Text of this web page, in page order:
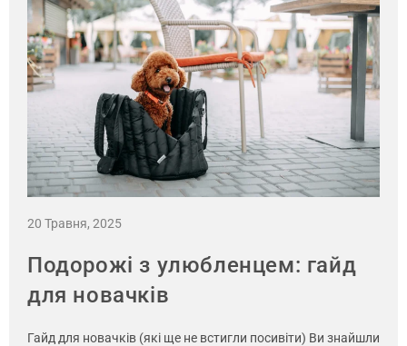
20 Травня, 2025
Подорожі з улюбленцем: гайд
для новачків
Гайд для новачків (які ще не встигли посивіти) Ви знайшли